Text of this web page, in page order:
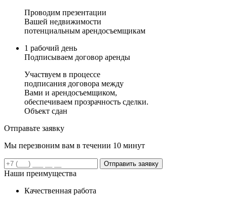
Проводим презентации
Вашей недвижимости
потенциальным арендосъемщикам
1 рабочий день
Подписываем договор аренды
Участвуем в процессе
подписания договора между
Вами и арендосъемщиком,
обеспечиваем прозрачность сделки.
Объект сдан
Отправьте заявку
Мы перезвоним вам в течении 10 минут
Отправить заявку
Наши преимущества
Качественная работа